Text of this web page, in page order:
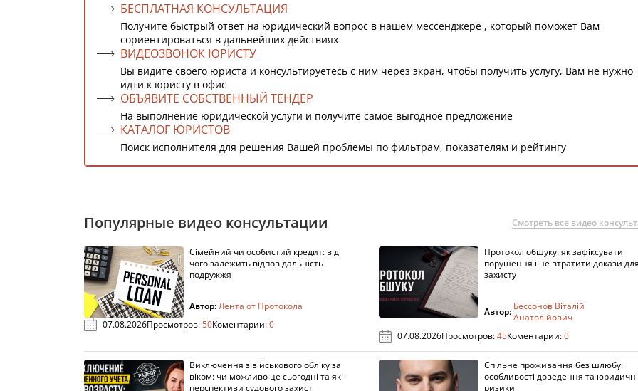
БЕСПЛАТНАЯ КОНСУЛЬТАЦИЯ
Получите быстрый ответ на юридический вопрос в нашем мессенджере , который поможет Вам
сориентироваться в дальнейших действиях
ВИДЕОЗВОНОК ЮРИСТУ
Вы видите своего юриста и консультируетесь с ним через экран, чтобы получить услугу, Вам не нужно
идти к юристу в офис
ОБЪЯВИТЕ СОБСТВЕННЫЙ ТЕНДЕР
На выполнение юридической услуги и получите самое выгодное предложение
КАТАЛОГ ЮРИСТОВ
Поиск исполнителя для решения Вашей проблемы по фильтрам, показателям и рейтингу
Популярные видео консультации Смотреть все видео
Сімейний чи особистий кредит: від
чого залежить відповідальність
подружжя
Автор:Лента от Протокола
07.08.2026Просмотров:50Коментарии:0
Протокол обшуку: як зафіксувати
порушення і не втратити докази
захисту
Автор: Бессонов Віталій
Анатолійович
07.08.2026Просмотров:45Коментарии:0
Виключення з військового обліку за
віком: чи можливо це сьогодні та які
перспективи судового захист
Спільне проживання без шлюбу:
особливості доведення та юридичні
ризики